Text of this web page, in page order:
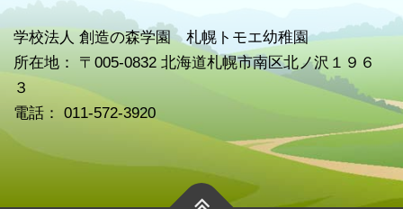
学校法人 創造の森学園 札幌トモエ幼稚園
所在地： 〒005-0832 北海道札幌市南区北ノ沢１９６
３
電話： 011-572-3920